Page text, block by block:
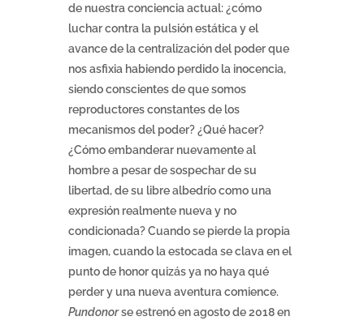
de nuestra conciencia actual: ¿cómo
luchar contra la pulsión estática y el
avance de la centralización del poder que
nos asfixia habiendo perdido la inocencia,
siendo conscientes de que somos
reproductores constantes de los
mecanismos del poder? ¿Qué hacer?
¿Cómo embanderar nuevamente al
hombre a pesar de sospechar de su
libertad, de su libre albedrío como una
expresión realmente nueva y no
condicionada? Cuando se pierde la propia
imagen, cuando la estocada se clava en el
punto de honor quizás ya no haya qué
perder y una nueva aventura comience.
Pundonorse estrenó en agosto de 2018 en